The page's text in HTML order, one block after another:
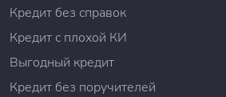
Кредит без справок
Кредит с плохой КИ
Выгодный кредит
Кредит без поручителей